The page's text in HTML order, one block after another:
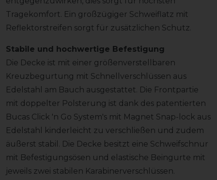
Tragekomfort. Ein großzügiger Schweiflatz mit
Reflektorstreifen sorgt für zusätzlichen Schutz.
Stabile und hochwertige Befestigung
Die Decke ist mit einer größenverstellbaren
Kreuzbegurtung mit Schnellverschlüssen aus
Edelstahl am Bauch ausgestattet. Die Frontpartie
mit doppelter Polsterung ist dank des patentierten
Bucas Click 'n Go System's mit Magnet Snap-lock aus
Edelstahl kinderleicht zu verschließen und zudem
äußerst stabil. Die Decke besitzt eine Schweifschnur
mit Befestigungsösen und elastische Beingurte mit
jeweils zwei stabilen Karabinerverschlüssen.